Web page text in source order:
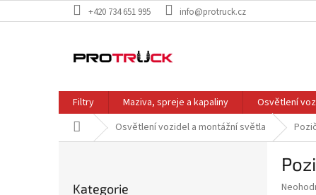
na
+420 734 651 995 info@protruck.cz
Filtry Maziva, spreje a kapaliny Osvětlení
Domů Osvětlení vozidel a montážní světla
kategorie
Kategorie